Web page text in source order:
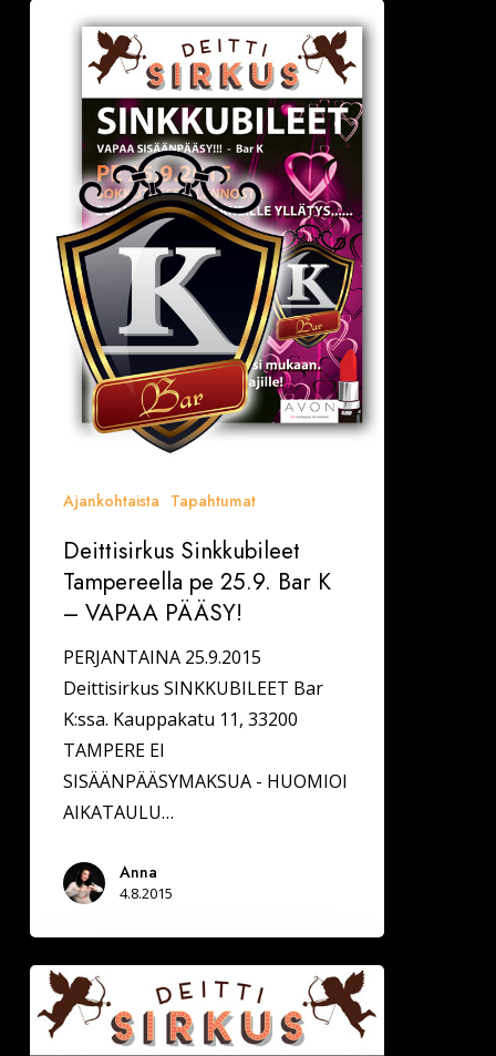
Deittisirkus
Sinkkubileet
Tampereella
VAPAA
PÄÄSY!
Ajankohtaista Tapahtumat
Deittisirkus Sinkkubileet
Tampereella pe 25.9. Bar K
– VAPAA PÄÄSY!
PERJANTAINA 25.9.2015
Deittisirkus SINKKUBILEET Bar
K:ssa. Kauppakatu 11, 33200
TAMPERE EI
SISÄÄNPÄÄSYMAKSUA - HUOMIOI
AIKATAULU…
Anna
4.8.2015
Kuopion
Puikkarissa
Deittisirkus